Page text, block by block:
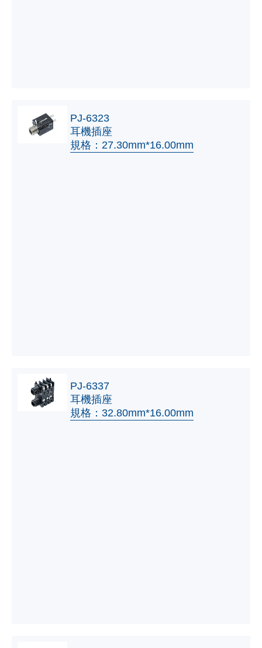
PJ-6323
耳機插座
規格：27.30mm*16.00mm
PJ-6337
耳機插座
規格：32.80mm*16.00mm